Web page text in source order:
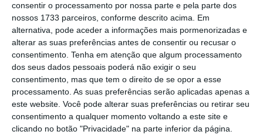
consentir o processamento por nossa parte e pela parte dos
nossos 1733 parceiros, conforme descrito acima. Em
alternativa, pode aceder a informações mais pormenorizadas e
alterar as suas preferências antes de consentir ou recusar o
consentimento. Tenha em atenção que algum processamento
dos seus dados pessoais poderá não exigir o seu
consentimento, mas que tem o direito de se opor a esse
processamento. As suas preferências serão aplicadas apenas a
este website. Você pode alterar suas preferências ou retirar seu
consentimento a qualquer momento voltando a este site e
clicando no botão "Privacidade" na parte inferior da página.
A 16 de dezembro, o orçamento do município
do Porto para 2026 vai ser votado numa
reunião de executivo que será privada ao
público,mas aberta à comunicação social.
Já o socialista Manuel Pizarro disse que os
vereadores do PS se sentem “confortáveis”
em aprovar estas duas propostas, que